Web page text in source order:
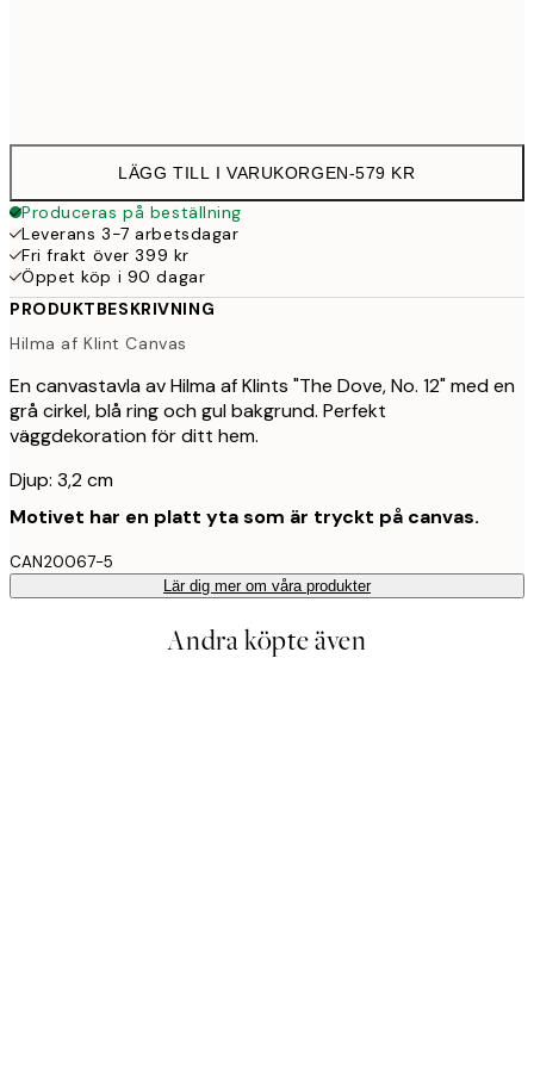
LÄGG TILL I VARUKORGEN-579 KR
Produceras på beställning
Leverans 3-7 arbetsdagar
Fri frakt över 399 kr
Öppet köp i 90 dagar
PRODUKTBESKRIVNING
Hilma af Klint Canvas
En canvastavla av Hilma af Klints "The Dove, No. 12" med en
grå cirkel, blå ring och gul bakgrund. Perfekt
väggdekoration för ditt hem.
Djup: 3,2 cm
Motivet har en platt yta som är tryckt på canvas.
CAN20067-5
Lär dig mer om våra produkter
Andra köpte även